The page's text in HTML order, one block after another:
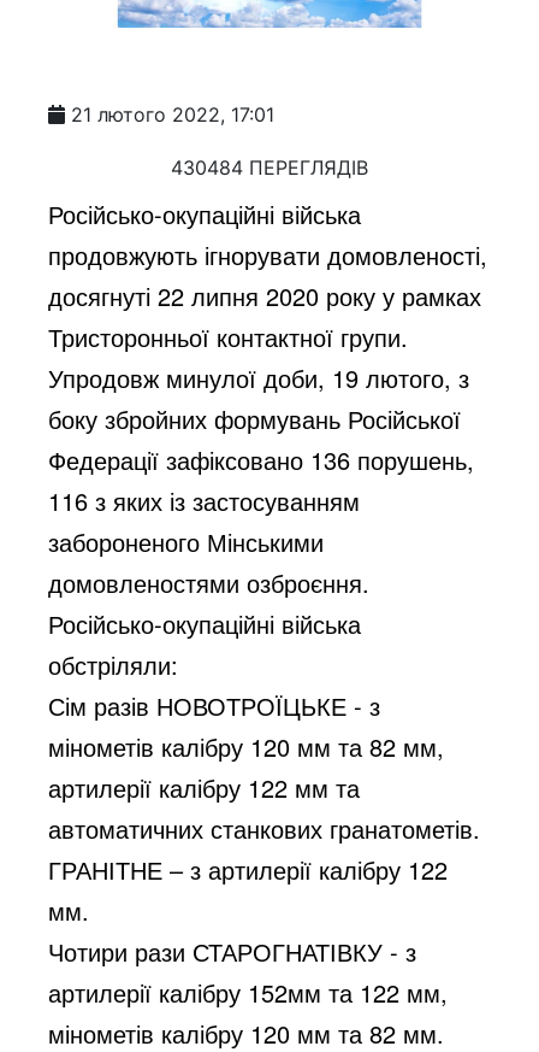
21 лютого 2022, 17:01
430484 ПЕРЕГЛЯДІВ
Російсько-окупаційні війська
продовжують ігнорувати домовленості,
досягнуті 22 липня 2020 року у рамках
Тристоронньої контактної групи.
Упродовж минулої доби, 19 лютого, з
боку збройних формувань Російської
Федерації зафіксовано 136 порушень,
116 з яких із застосуванням
забороненого Мінськими
домовленостями озброєння.
Російсько-окупаційні війська
обстріляли:
Сім разів НОВОТРОЇЦЬКЕ - з
мінометів калібру 120 мм та 82 мм,
артилерії калібру 122 мм та
автоматичних станкових гранатометів.
ГРАНІТНЕ – з артилерії калібру 122
мм.
Чотири рази СТАРОГНАТІВКУ - з
артилерії калібру 152мм та 122 мм,
мінометів калібру 120 мм та 82 мм.